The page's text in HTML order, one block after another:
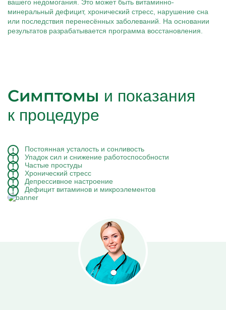
вашего недомогания. Это может быть витаминно-
минеральный дефицит, хронический стресс, нарушение сна
или последствия перенесённых заболеваний. На основании
результатов разрабатывается программа восстановления.
Симптомы и показания
к процедуре
Постоянная усталость и сонливость
Упадок сил и снижение работоспособности
Частые простуды
Хронический стресс
Депрессивное настроение
Дефицит витаминов и микроэлементов